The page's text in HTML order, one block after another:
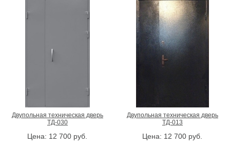
Двупольная техническая дверь
ТД-030
Цена: 12 700 руб.
Двупольная техническая дверь
ТД-013
Цена: 12 700 руб.